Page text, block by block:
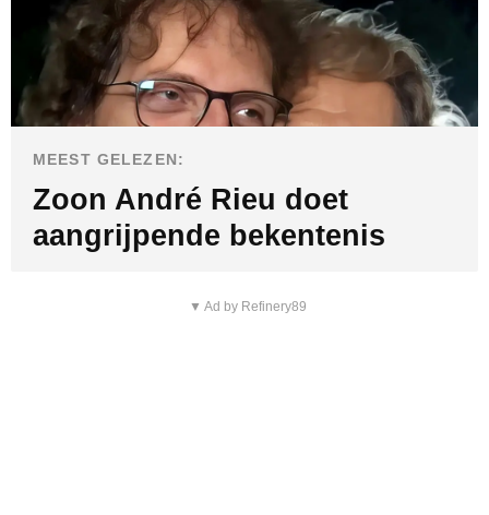
MEEST GELEZEN:
Zoon André Rieu doet
aangrijpende bekentenis
▼ Ad by Refinery89